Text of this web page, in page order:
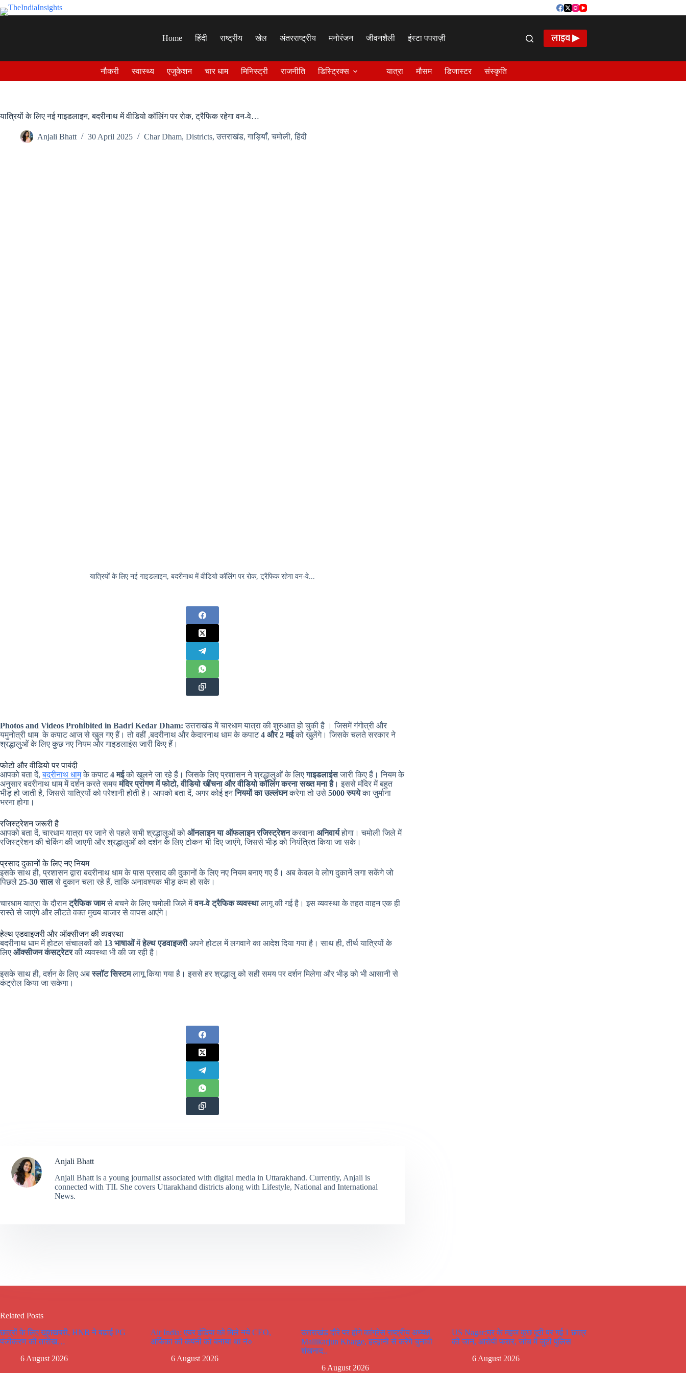
Skip
to
Home
हिंदी राष्ट्रीय खेल अंतरराष्ट्रीय मनोरंजन जीवनशैली इंस्टा पपराज़ी लाइव ▶
नौकरी स्वास्थ्य एजुकेशन चार धाम मिनिस्ट्री राजनीति डिस्ट्रिक्स यात्रा मौसम डिजास्टर संस्कृति
यात्रियों के लिए नई गाइडलाइन, बदरीनाथ में वीडियो कॉलिंग पर रोक, ट्रैफिक रहेगा वन-वे…
Anjali Bhatt 30 April 2025 Char Dham, Districts,उत्तराखंड,गाड़ियाँ,चमोली,हिंदी
यात्रियों के लिए नई गाइडलाइन, बदरीनाथ में वीडियो कॉलिंग पर रोक, ट्रैफिक रहेगा वन-वे...
Photos and Videos Prohibited in Badri Kedar Dham:उत्तराखंड में चारधाम यात्रा की शुरुआत हो चुकी है । जिसमें गंगोत्री और
यमुनोत्री धाम के कपाट आज से खुल गए हैं। तो वहीं ,बदरीनाथ और केदारनाथ धाम के कपाट4 और 2 मईको खुलेंगे। जिसके चलते सरकार ने
श्रद्धालुओं के लिए कुछ नए नियम और गाइडलाइंस जारी किए हैं।
फोटो और वीडियो पर पाबंदी
आपको बता दें,बद्रीनाथ धामके कपाट4 मईको खुलने जा रहे हैं। जिसके लिए प्रशासन ने श्रद्धालुओं के लिएगाइडलाइंसजारी किए हैं। नियम के
अनुसार बदरीनाथ धाम में दर्शन करते समयमंदिर प्रांगण में फोटो, वीडियो खींचना और वीडियो कॉलिंग करना सख्त मना है। इससे मंदिर में बहुत
भीड़ हो जाती है, जिससे यात्रियों को परेशानी होती है। आपको बता दें, अगर कोई इननियमों का उल्लंघनकरेगा तो उसे 5000 रुपयेका जुर्माना
भरना होगा।
रजिस्ट्रेशन जरूरी है
आपको बता दें, चारधाम यात्रा पर जाने से पहले सभी श्रद्धालुओं को ऑनलाइन या ऑफलाइन रजिस्ट्रेशनकरवाना अनिवार्यहोगा। चमोली जिले में
रजिस्ट्रेशन की चेकिंग की जाएगी और श्रद्धालुओं को दर्शन के लिए टोकन भी दिए जाएंगे, जिससे भीड़ को नियंत्रित किया जा सके।
प्रसाद दुकानों के लिए नए नियम
इसके साथ ही, प्रशासन द्वारा बदरीनाथ धाम के पास प्रसाद की दुकानों के लिए नए नियम बनाए गए हैं। अब केवल वे लोग दुकानें लगा सकेंगे जो
पिछले 25-30 सालसे दुकान चला रहे हैं, ताकि अनावश्यक भीड़ कम हो सके।
चारधाम यात्रा के दौरानट्रैफिक जामसे बचने के लिए चमोली जिले मेंवन-वे ट्रैफिक व्यवस्थालागू की गई है। इस व्यवस्था के तहत वाहन एक ही
रास्ते से जाएंगे और लौटते वक्त मुख्य बाजार से वापस आएंगे।
हेल्थ एडवाइजरी और ऑक्सीजन की व्यवस्था
बदरीनाथ धाम में होटल संचालकों को 13 भाषाओंमेंहेल्थ एडवाइजरीअपने होटल में लगवाने का आदेश दिया गया है। साथ ही, तीर्थ यात्रियों के
लिए ऑक्सीजन कंसट्रेटरकी व्यवस्था भी की जा रही है।
इसके साथ ही, दर्शन के लिए अबस्लॉट सिस्टमलागू किया गया है। इससे हर श्रद्धालु को सही समय पर दर्शन मिलेगा और भीड़ को भी आसानी से
कंट्रोल किया जा सकेगा।
Anjali Bhatt
Anjali Bhatt is a young journalist associated with digital media in Uttarakhand. Currently, Anjali is
connected with TII. She covers Uttarakhand districts along with Lifestyle, National and International
News.
Related Posts
छात्रों के लिए खुशखबरी, HNB ने बढ़ाई PG
पंजीकरण की तारीख…
6 August 2026
Air India: एयर इंडिया को मिले नये CEO,
अर्फिका की कंपंनी को बनाया था नं०
6 August 2026
उत्तराखंड दौरे पर होंगे कांग्रेस राष्ट्रीय अध्यक्ष
Mallikarjun Kharge, हल्द्वानी से करेंगे चुनावी
शंखनाद..
6 August 2026
US Nagar:घर के महज कुछ दूरी पर गई 1 छात्र
की जान, आरोपी फरार, जांच में जुटी पुलिस
6 August 2026